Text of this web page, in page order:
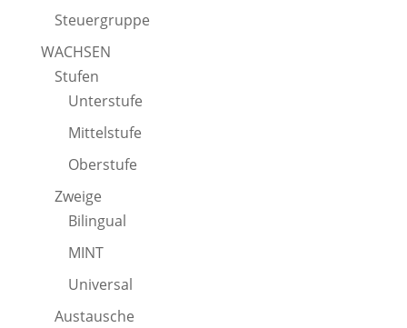
Steuergruppe
WACHSEN
Stufen
Unterstufe
Mittelstufe
Oberstufe
Zweige
Bilingual
MINT
Universal
Austausche